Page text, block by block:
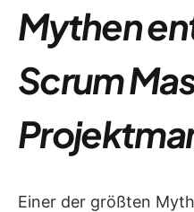
Mythen
Scrum
Einer der größten